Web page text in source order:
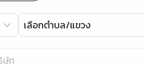
เลือกตำบล/แขวง